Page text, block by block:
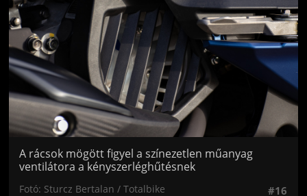
A rácsok mögött figyel a színezetlen műanyag
ventilátora a kényszerléghűtésnek
Fotó: Sturcz Bertalan / Totalbike #16